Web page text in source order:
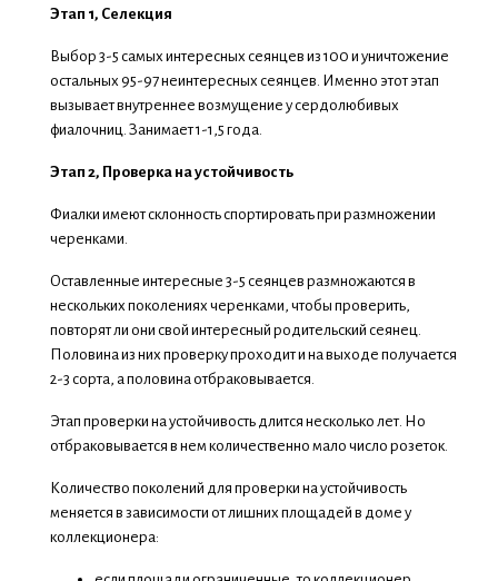
Этап 1, Селекция
Выбор 3-5 самых интересных сеянцев из 100 и уничтожение
остальных 95-97 неинтересных сеянцев. Именно этот этап
вызывает внутреннее возмущение у сердолюбивых
фиалочниц. Занимает 1-1,5 года.
Этап 2, Проверка на устойчивость
Фиалки имеют склонность спортировать при размножении
черенками.
Оставленные интересные 3-5 сеянцев размножаются в
нескольких поколениях черенками, чтобы проверить,
повторят ли они свой интересный родительский сеянец.
Половина из них проверку проходит и на выходе получается
2-3 сорта, а половина отбраковывается.
Этап проверки на устойчивость длится несколько лет. Но
отбраковывается в нем количественно мало число розеток.
Количество поколений для проверки на устойчивость
меняется в зависимости от лишних площадей в доме у
коллекционера: